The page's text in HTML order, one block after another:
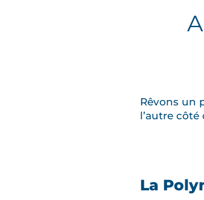
Rêvons un
l’autre
La